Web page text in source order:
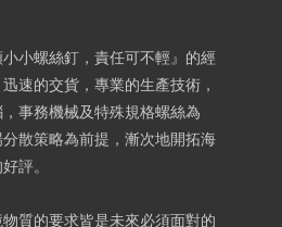
小螺絲釘，責任可不輕』的經
速的交貨，專業的生產技術，
事務機械及特殊規格螺絲為
散策略為前提，漸次地開拓海
評。
質的要求皆是未來必須面對的